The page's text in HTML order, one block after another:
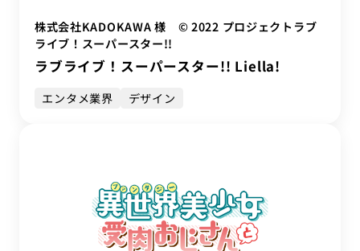
株式会社KADOKAWA 様 © 2022 プロジェクトラブ
ライブ！スーパースター!!
ラブライブ！スーパースター!! Liella!
エンタメ業界 デザイン